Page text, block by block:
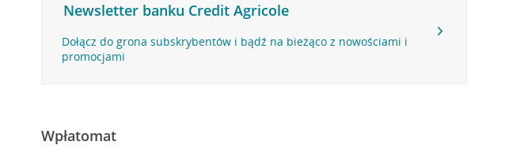
Newsletter banku Credit Agricole
Dołącz do grona subskrybentów i bądź na bieżąco z nowościami i
promocjami
Wpłatomat